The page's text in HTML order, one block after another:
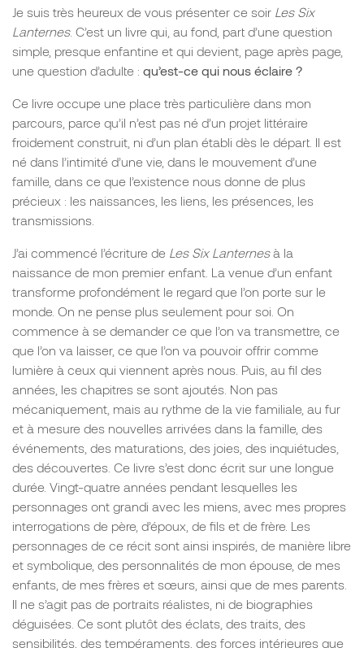
Je suis très heureux de vous présenter ce soir Les Six
Lanternes. C’est un livre qui, au fond, part d’une question
simple, presque enfantine et qui devient, page après page,
une question d’adulte : qu’est-ce qui nous éclaire ?
Ce livre occupe une place très particulière dans mon
parcours, parce qu’il n’est pas né d’un projet littéraire
froidement construit, ni d’un plan établi dès le départ. Il est
né dans l’intimité d’une vie, dans le mouvement d’une
famille, dans ce que l’existence nous donne de plus
précieux : les naissances, les liens, les présences, les
transmissions.
J’ai commencé l’écriture de Les Six Lanternesà la
naissance de mon premier enfant. La venue d’un enfant
transforme profondément le regard que l’on porte sur le
monde. On ne pense plus seulement pour soi. On
commence à se demander ce que l’on va transmettre, ce
que l’on va laisser, ce que l’on va pouvoir offrir comme
lumière à ceux qui viennent après nous. Puis, au fil des
années, les chapitres se sont ajoutés. Non pas
mécaniquement, mais au rythme de la vie familiale, au fur
et à mesure des nouvelles arrivées dans la famille, des
événements, des maturations, des joies, des inquiétudes,
des découvertes. Ce livre s’est donc écrit sur une longue
durée. Vingt-quatre années pendant lesquelles les
personnages ont grandi avec les miens, avec mes propres
interrogations de père, d’époux, de fils et de frère. Les
personnages de ce récit sont ainsi inspirés, de manière libre
et symbolique, des personnalités de mon épouse, de mes
enfants, de mes frères et sœurs, ainsi que de mes parents.
Il ne s’agit pas de portraits réalistes, ni de biographies
déguisées. Ce sont plutôt des éclats, des traits, des
sensibilités, des tempéraments, des forces intérieures que